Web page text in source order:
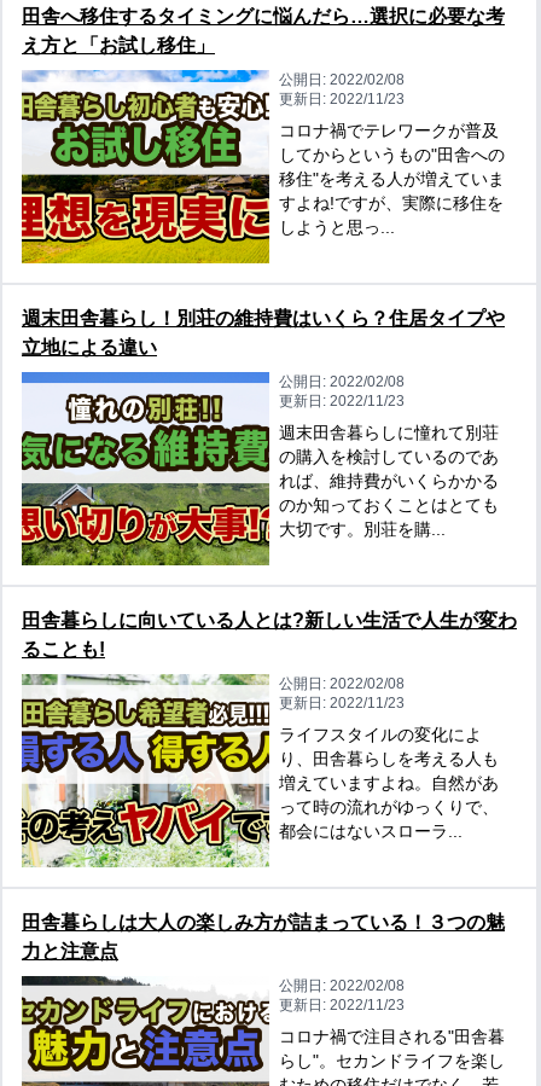
田舎へ移住するタイミングに悩んだら…選択に必要な考
え方と「お試し移住」
公開日: 2022/02/08
更新日: 2022/11/23
コロナ禍でテレワークが普及
してからというもの"田舎への
移住"を考える人が増えていま
すよね!ですが、実際に移住を
しようと思っ...
週末田舎暮らし！別荘の維持費はいくら？住居タイプや
立地による違い
公開日: 2022/02/08
更新日: 2022/11/23
週末田舎暮らしに憧れて別荘
の購入を検討しているのであ
れば、維持費がいくらかかる
のか知っておくことはとても
大切です。別荘を購...
田舎暮らしに向いている人とは?新しい生活で人生が変わ
ることも!
公開日: 2022/02/08
更新日: 2022/11/23
ライフスタイルの変化によ
り、田舎暮らしを考える人も
増えていますよね。自然があ
って時の流れがゆっくりで、
都会にはないスローラ...
田舎暮らしは大人の楽しみ方が詰まっている！３つの魅
力と注意点
公開日: 2022/02/08
更新日: 2022/11/23
コロナ禍で注目される"田舎暮
らし"。セカンドライフを楽し